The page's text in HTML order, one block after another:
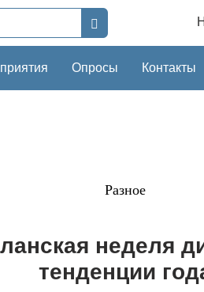
Опросы Контакты
Разное
неделя
тенденции